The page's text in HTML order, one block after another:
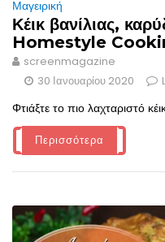
Μαγειρική
Κέικ βανίλιας,
Homestyle
screenmagazine
30 Ιανουαρίου 2020
Φτιάξτε το πιο λαχταριστό
Περισσότερα